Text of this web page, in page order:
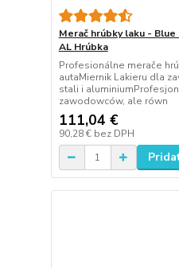
Merač hrúbky laku -
AL Hrúbka
Profesionálne merače
autaMiernik Lakieru dla
stali i
zawodowców, ale równ
111,04 €
90,28 € bez DPH